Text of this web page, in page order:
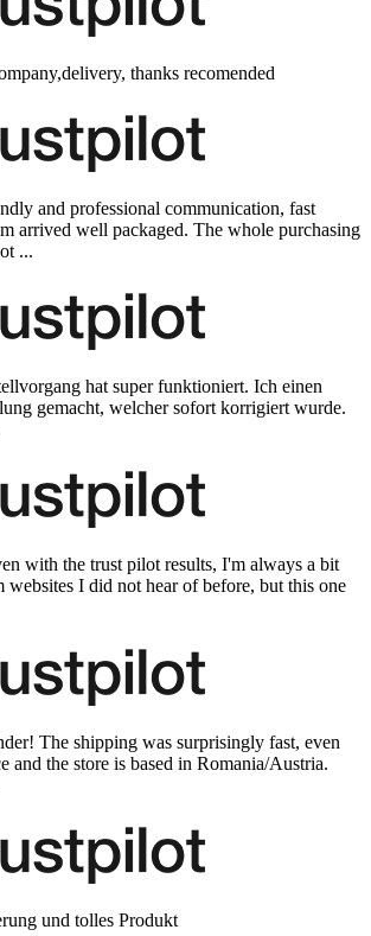
thanks recomended
and professional communication, fast
arrived well packaged. The whole purchasing
...
hat super funktioniert. Ich einen
gemacht, welcher sofort korrigiert wurde.
with the trust pilot results, I'm always a bit
websites I did not hear of before, but this one
The shipping was surprisingly fast, even
and the store is based in Romania/Austria.
und tolles Produkt